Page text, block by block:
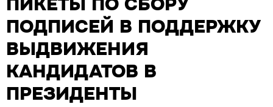
ПОДПИСЕЙ В ПОДДЕРЖКУ
ВЫДВИЖЕНИЯ
КАНДИДАТОВ В
ПРЕЗИДЕНТЫ